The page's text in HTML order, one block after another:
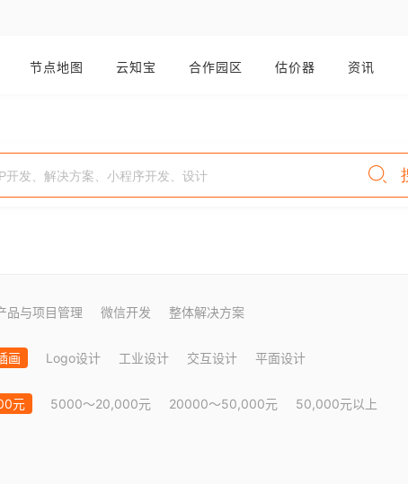
节点地图 云知宝 合作园区 估价器 资讯
品与项目管理 微信开发 整体解决方案
画 Logo设计 工业设计 交互设计 平面设计
元 5000～20,000元 20000～50,000元 50,000元以上